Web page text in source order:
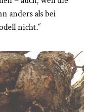
anders als bei
nicht.“